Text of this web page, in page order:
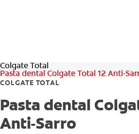
Colgate Total
Pasta dental Colgate Total 12 Anti-
COLGATE TOTAL
Pasta dental
Anti-Sarro